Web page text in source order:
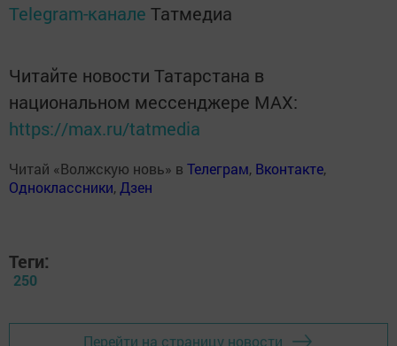
Telegram-канале Татмедиа
Читайте новости Татарстана в
национальном мессенджере MАХ:
https://max.ru/tatmedia
Читай «Волжскую новь» в Телеграм, Вконтакте,
Одноклассники, Дзен
Теги:
250
Перейти на страницу новости